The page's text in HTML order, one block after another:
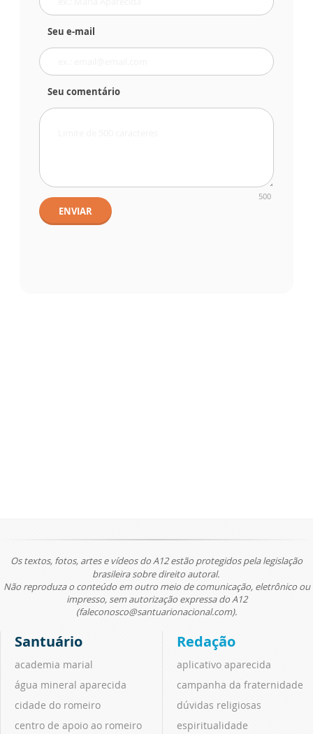
Seu e-mail
Seu comentário
500
ENVIAR
Os textos, fotos, artes e vídeos do A12 estão protegidos pela legislação
brasileira sobre direito autoral.
Não reproduza o conteúdo em outro meio de comunicação, eletrônico ou
impresso, sem autorização expressa do A12
(faleconosco@santuarionacional.com).
Santuário
academia marial
água mineral aparecida
cidade do romeiro
centro de apoio ao romeiro
Redação
aplicativo aparecida
campanha da fraternidade
dúvidas religiosas
espiritualidade